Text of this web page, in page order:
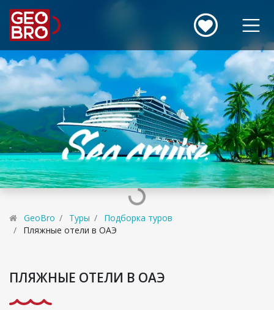
GeoBro Туры
Подборка туров
Пляжные отели в ОАЭ
ПЛЯЖНЫЕ ОТЕЛИ В ОАЭ